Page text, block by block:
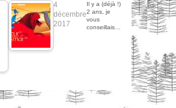
4
décembre
2017
Il y a (déjà !)
2 ans, je
vous
conseillais…